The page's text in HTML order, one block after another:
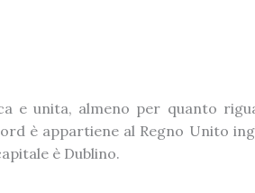
e unita, almeno per quanto
è appartiene al Regno Unito
è Dublino.